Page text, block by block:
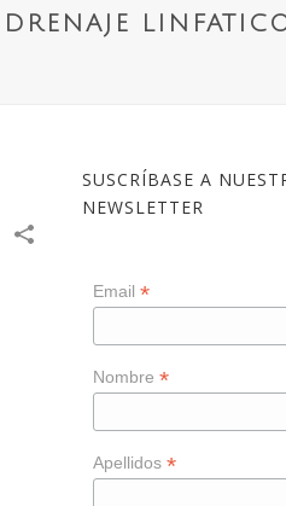
SUSCRÍBASE A
NEWSLETTER
Email *
Nombre *
Apellidos *